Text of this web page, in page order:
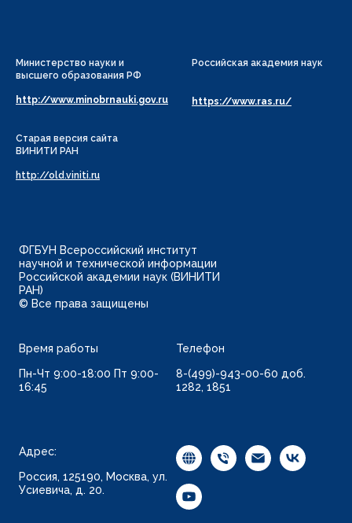
Министерство науки и
высшего образования РФ
http://www.minobrnauki.gov.ru
Российская академия наук
https://www.ras.ru/
Старая версия сайта
ВИНИТИ РАН
http://old.viniti.ru
ФГБУН Всероссийский институт
научной и технической информации
Российской академии наук (ВИНИТИ
РАН)
© Все права защищены
Время работы
Пн-Чт 9:00-18:00 Пт 9:00-
16:45
Телефон
8-(499)-943-00-60 доб.
1282, 1851
Адрес:
Россия, 125190, Москва, ул.
Усиевича, д. 20.